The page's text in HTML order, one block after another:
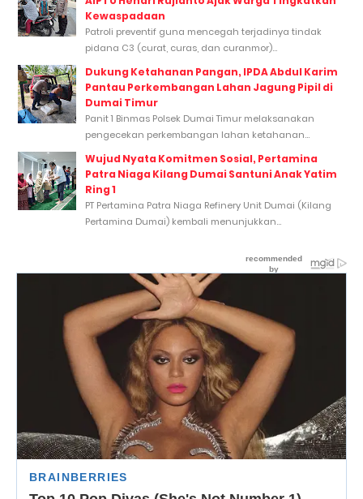
Kewaspadaan
Patroli preventif guna mencegah terjadinya tindak
pidana C3 (curat, curas, dan curanmor)...
Dukung Ketahanan Pangan, IPDA Abdul Karim
Pantau Perkembangan Lahan Jagung Pipil di
Dumai Timur
Panit 1 Binmas Polsek Dumai Timur melaksanakan
pengecekan perkembangan lahan ketahanan...
Wujud Nyata Komitmen Sosial, Pertamina
Patra Niaga Kilang Dumai Santuni Anak Yatim
Ring 1
PT Pertamina Patra Niaga Refinery Unit Dumai (Kilang
Pertamina Dumai) kembali menunjukkan...